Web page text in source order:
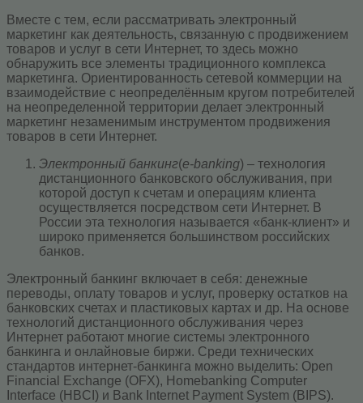
Вместе с тем, если рассматривать электронный
маркетинг как деятельность, связанную с продвижением
товаров и услуг в сети Интернет, то здесь можно
обнаружить все элементы традиционного комплекса
маркетинга. Ориентированность сетевой коммерции на
взаимодействие с неопределённым кругом потребителей
на неопределенной территории делает электронный
маркетинг незаменимым инструментом продвижения
товаров в сети Интернет.
Электронный банкинг(e-banking) – технология
дистанционного банковского обслуживания, при
которой доступ к счетам и операциям клиента
осуществляется посредством сети Интернет. В
России эта технология называется «банк-клиент» и
широко применяется большинством российских
банков.
Электронный банкинг включает в себя: денежные
переводы, оплату товаров и услуг, проверку остатков на
банковских счетах и пластиковых картах и др. На основе
технологий дистанционного обслуживания через
Интернет работают многие системы электронного
банкинга и онлайновые биржи. Среди технических
стандартов интернет-банкинга можно выделить: Open
Financial Exchange (OFX), Homebanking Computer
Interface (HBCI) и Bank Internet Payment System (BIPS).